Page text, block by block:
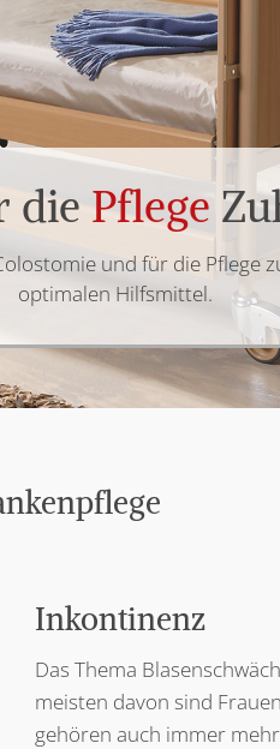
die Pflege
und für die Pflege
optimalen Hilfsmittel.
Inkontinenz
Das Thema
meisten davon sind
gehören auch immer